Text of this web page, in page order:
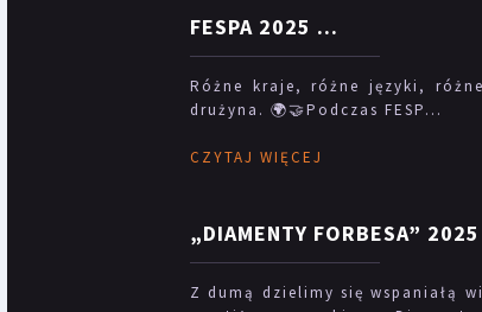
FESPA 2025 ...
Różne kraje, różne języki,
drużyna. 🌍🤝Podczas FESP...
CZYTAJ WIĘCEJ
„DIAMENTY FORBESA” 2025
Z dumą dzielimy się wspaniałą